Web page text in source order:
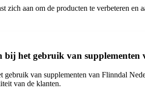
zich aan om de producten te verbeteren
bij het gebruik van
van supplementen van Flinndal
van de klanten.